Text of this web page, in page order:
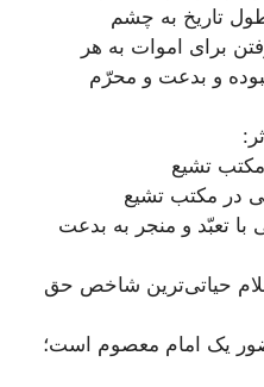
تاریخ به چشم
براى اموات به هر
و بدعت و محرّم
تشیع
در مکتب تشیع
با تعبّد و منجر به بدعت
حیاتی‌ترین شاخص حق
یک امام معصوم است؛